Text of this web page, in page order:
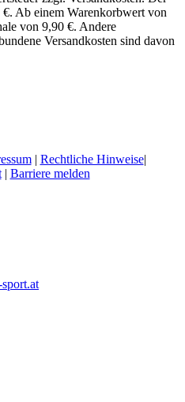
Ab einem Warenkorbwert von
von 9,90 €. Andere
Versandkosten sind davon
| Rechtliche Hinweise|
| Barriere melden